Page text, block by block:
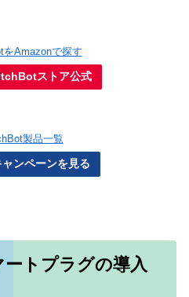
をAmazonで探す
ストア公式
製品一覧
ンペーンを見る
トプラグの導入